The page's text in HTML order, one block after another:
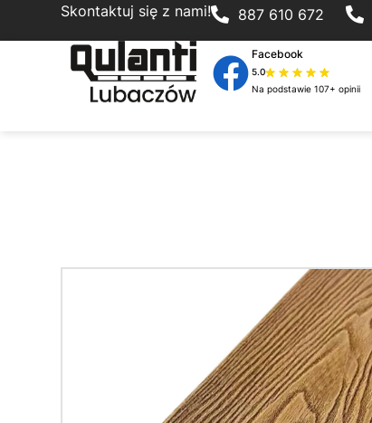
Skontaktuj się z nami! 887 610 672
Facebook
5.0
Na podstawie 107+ opinii